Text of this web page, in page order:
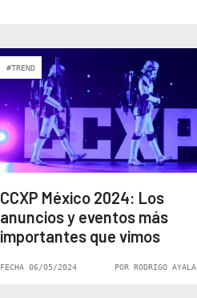
#TREND
CCXP México 2024: Los
anuncios y eventos más
importantes que vimos
FECHA 06/05/2024 POR RODRIGO AYALA